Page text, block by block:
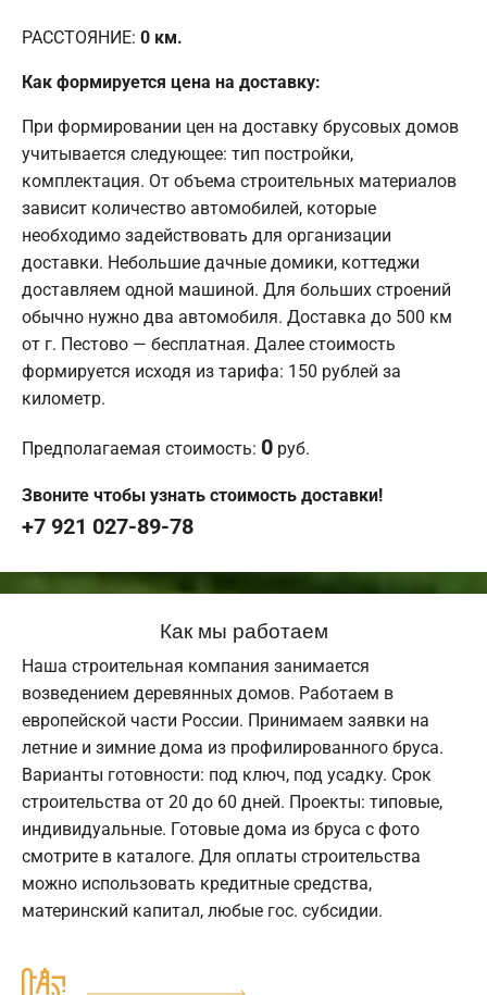
РАССТОЯНИЕ: 0 км.
Как формируется цена на доставку:
При формировании цен на доставку брусовых домов
учитывается следующее: тип постройки,
комплектация. От объема строительных материалов
зависит количество автомобилей, которые
необходимо задействовать для организации
доставки. Небольшие дачные домики, коттеджи
доставляем одной машиной. Для больших строений
обычно нужно два автомобиля. Доставка до 500 км
от г. Пестово — бесплатная. Далее стоимость
формируется исходя из тарифа: 150 рублей за
километр.
Предполагаемая стоимость: 0 руб.
Звоните чтобы узнать стоимость доставки!
+7 921 027-89-78
Как мы работаем
Наша строительная компания занимается
возведением деревянных домов. Работаем в
европейской части России. Принимаем заявки на
летние и зимние дома из профилированного бруса.
Варианты готовности: под ключ, под усадку. Срок
строительства от 20 до 60 дней. Проекты: типовые,
индивидуальные. Готовые дома из бруса с фото
смотрите в каталоге. Для оплаты строительства
можно использовать кредитные средства,
материнский капитал, любые гос. субсидии.